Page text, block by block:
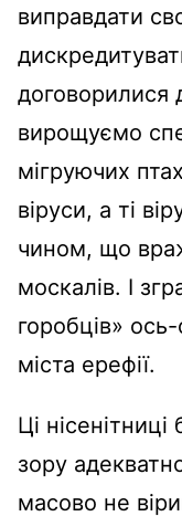
виправдати
договорилися
вирощуємо
мігруючих
віруси, а ті
чином, що
москалів. І
горобців»
міста ерефії.
Ці
зору
масово не